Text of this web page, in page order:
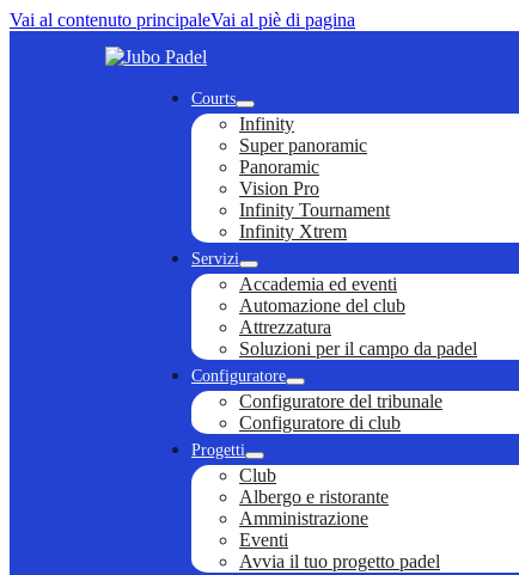
Vai al contenuto principaleVai al piè di pagina
Courts
Infinity
Super panoramic
Panoramic
Vision Pro
Infinity Tournament
Infinity Xtrem
Servizi
Accademia ed eventi
Automazione del club
Attrezzatura
Soluzioni per il campo da padel
Configuratore
Configuratore del tribunale
Configuratore di club
Progetti
Club
Albergo e ristorante
Amministrazione
Eventi
Avvia il tuo progetto padel